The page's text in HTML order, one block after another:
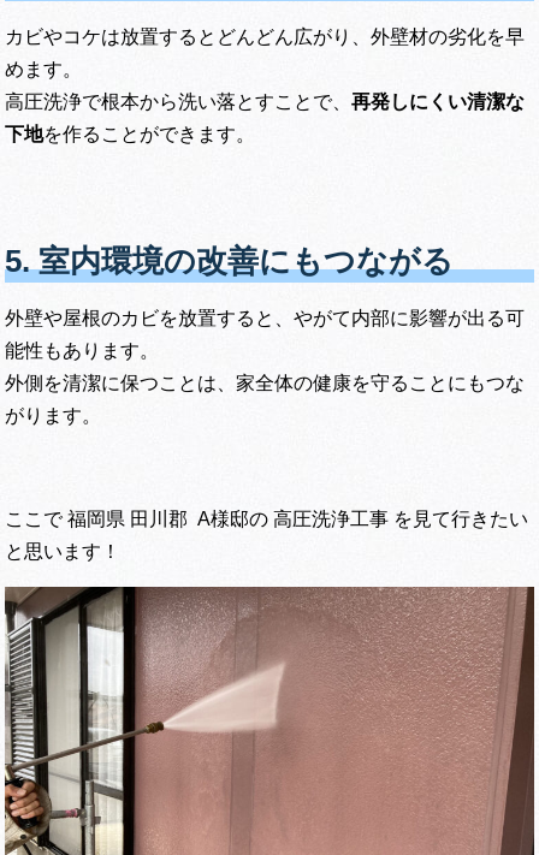
カビやコケは放置するとどんどん広がり、外壁材の劣化を早
めます。
高圧洗浄で根本から洗い落とすことで、再発しにくい清潔な
下地を作ることができます。
5. 室内環境の改善にもつながる
外壁や屋根のカビを放置すると、やがて内部に影響が出る可
能性もあります。
外側を清潔に保つことは、家全体の健康を守ることにもつな
がります。
ここで 福岡県 田川郡 A様邸の 高圧洗浄工事 を見て行きたい
と思います！